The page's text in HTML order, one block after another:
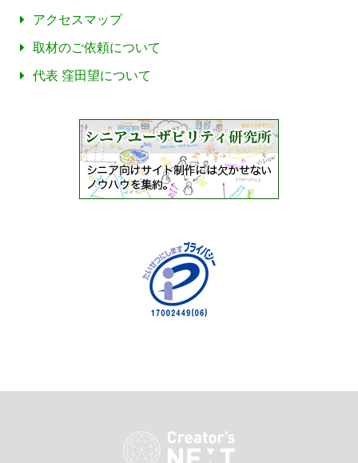
アクセスマップ
取材のご依頼について
代表 窪田望について